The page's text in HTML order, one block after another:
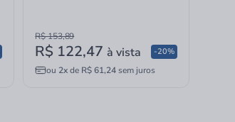
R$ 153,89
R$ 122,47à vista
ou 2xde R$ 61,24sem juros
-20%